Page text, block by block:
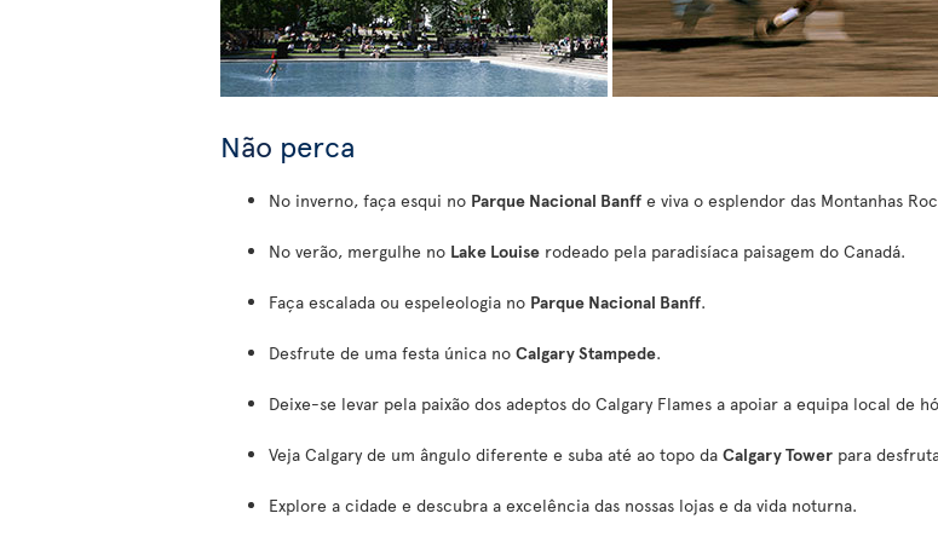
Não perca
No inverno, faça esqui no Parque Nacional Banff e viva o esplendor das Montanhas
No verão, mergulhe no Lake Louise rodeado pela paradisíaca paisagem do Canadá.
Faça escalada ou espeleologia no Parque Nacional Banff.
Desfrute de uma festa única no Calgary Stampede.
Deixe-se levar pela paixão dos adeptos do Calgary Flames a apoiar a equipa local de
Veja Calgary de um ângulo diferente e suba até ao topo da Calgary Tower para
Explore a cidade e descubra a excelência das nossas lojas e da vida noturna.